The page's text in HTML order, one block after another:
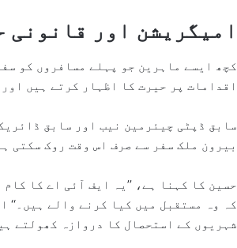
امیگریشن اور قانونی
کچھ ایسے ماہرین جو پہلے مسافروں کو
اقدامات پر حیرت کا اظہار کرتے ہیں
سابق ڈپٹی چیئرمین نیب اور سابق
بیرون ملک سفر سے صرف اس وقت روک سکتی
حسین کا کہنا ہے، ’’یہ ایف آئی اے کا
کہ وہ مستقبل میں کیا کرنے والے
شہریوں کے استحصال کا دروازہ کھولتے